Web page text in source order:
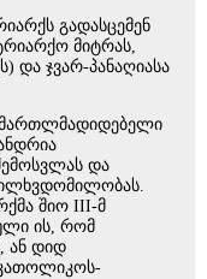
გადასცემენ
მიტრას,
და ჯვარ-პანაღიასა
მართლმადიდებელი
და
შიო III-მ
ის, რომ
ან დიდ
კათოლიკოს-